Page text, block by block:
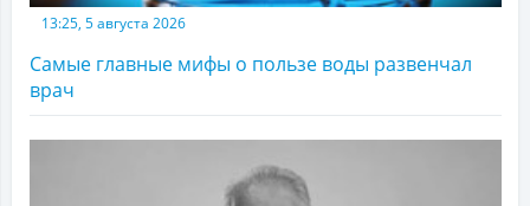
13:25, 5 августа 2026
Самые главные мифы о пользе воды развенчал
врач